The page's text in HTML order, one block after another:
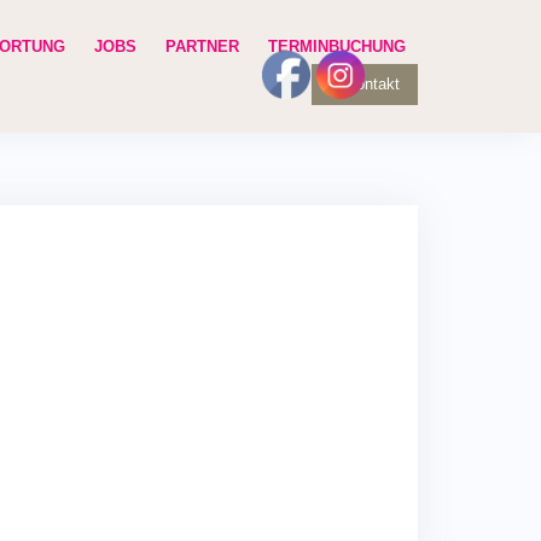
JOBS PARTNER TERMINBUCHUNG
Kontakt